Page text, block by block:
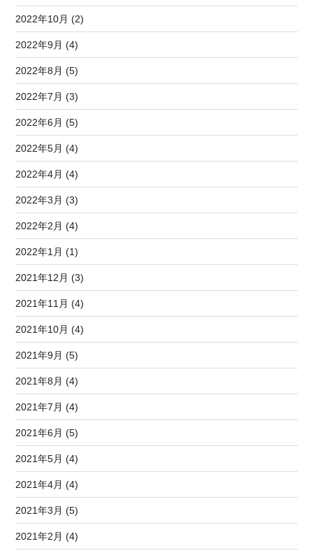
2022年10月 (2)
2022年9月 (4)
2022年8月 (5)
2022年7月 (3)
2022年6月 (5)
2022年5月 (4)
2022年4月 (4)
2022年3月 (3)
2022年2月 (4)
2022年1月 (1)
2021年12月 (3)
2021年11月 (4)
2021年10月 (4)
2021年9月 (5)
2021年8月 (4)
2021年7月 (4)
2021年6月 (5)
2021年5月 (4)
2021年4月 (4)
2021年3月 (5)
2021年2月 (4)